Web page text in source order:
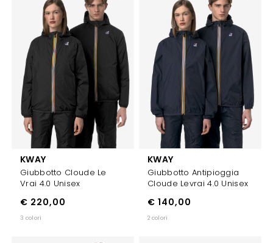
KWAY
Giubbotto Cloude Le
Vrai 4.0 Unisex
€ 220,00
3 colori
KWAY
Giubbotto Antipioggia
Cloude Levrai 4.0 Unisex
€ 140,00
2 colori